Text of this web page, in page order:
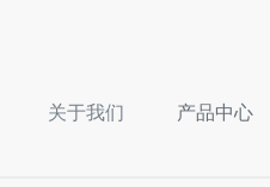
关于我们 产品中心